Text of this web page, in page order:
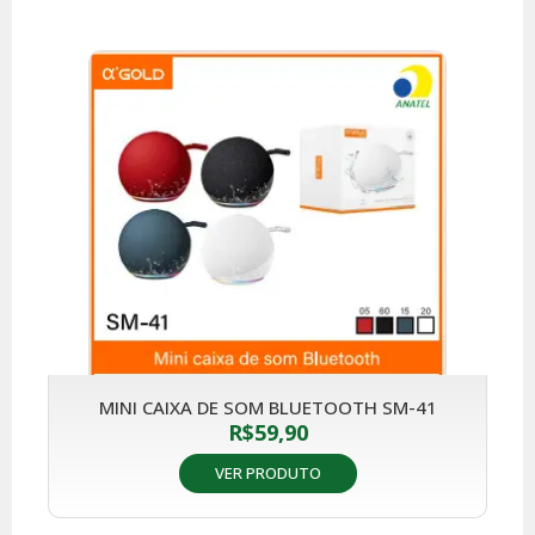
MINI CAIXA DE SOM BLUETOOTH SM-41
R$59,90
VER PRODUTO